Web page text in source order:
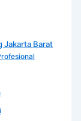
Jakarta Barat